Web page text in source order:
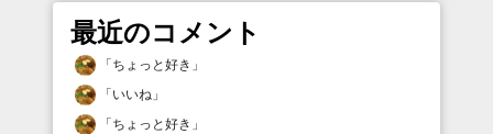
最近のコメント
「ちょっと好き 」
「いいね 」
「ちょっと好き 」